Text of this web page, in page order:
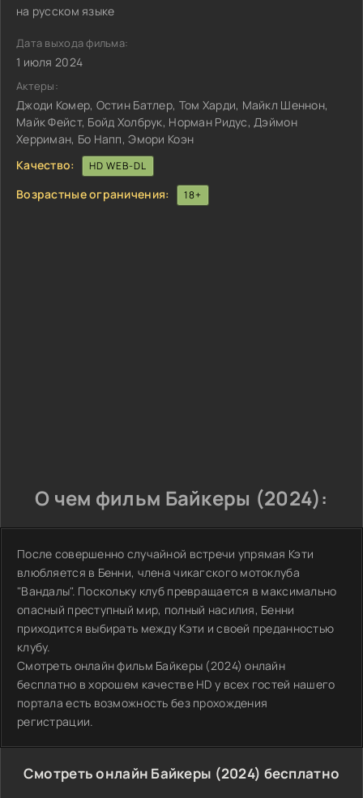
на русском языке
Дата выхода фильма:
1 июля 2024
Актеры:
Джоди Комер, Остин Батлер, Том Харди, Майкл Шеннон,
Майк Фейст, Бойд Холбрук, Норман Ридус, Дэймон
Херриман, Бо Напп, Эмори Коэн
Качество:
HD WEB-DL
Возрастные ограничения: 18+
О чем фильм Байкеры (2024):
После совершенно случайной встречи упрямая Кэти
влюбляется в Бенни, члена чикагского мотоклуба
"Вандалы". Поскольку клуб превращается в максимально
опасный преступный мир, полный насилия, Бенни
приходится выбирать между Кэти и своей преданностью
клубу.
Смотреть онлайн фильм Байкеры (2024) онлайн
бесплатно в хорошем качестве HD у всех гостей нашего
портала есть возможность без прохождения
регистрации.
Смотреть онлайн Байкеры (2024) бесплатно